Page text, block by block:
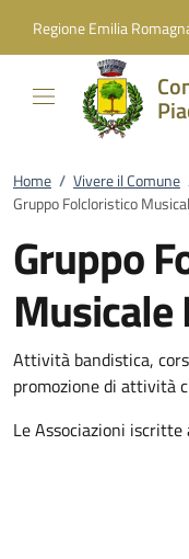
Regione Emilia
Home / Vivere il Comune
Gruppo Folcloristico
Gruppo
Musicale
Attività bandistica,
promozione di attività
Le Associazioni